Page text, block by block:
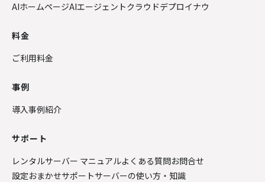
AIホームページAIエージェントクラウドデプロイナウ
料金
ご利用料金
事例
導入事例紹介
サポート
レンタルサーバー マニュアルよくある質問お問合せ
設定おまかせサポートサーバーの使い方・知識